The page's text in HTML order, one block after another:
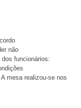
não
funcionários:
mesa realizou-se nos